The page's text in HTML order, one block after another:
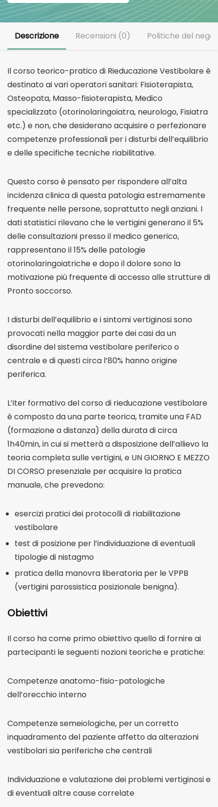
Descrizione Recensioni (0) Politiche del
Il corso teorico-pratico di Rieducazione Vestibolare è
destinato ai vari operatori sanitari: Fisioterapista,
Osteopata, Masso-fisioterapista, Medico
specializzato (otorinolaringoiatra, neurologo, Fisiatra
etc.) e non, che desiderano acquisire o perfezionare
competenze professionali per i disturbi dell’equilibrio
e delle specifiche tecniche riabilitative.
Questo corso è pensato per rispondere all’alta
incidenza clinica di questa patologia estremamente
frequente nelle persone, soprattutto negli anziani. I
dati statistici rilevano che le vertigini generano il 5%
delle consultazioni presso il medico generico,
rappresentano il 15% delle patologie
otorinolaringoiatriche e dopo il dolore sono la
motivazione più frequente di accesso alle strutture di
Pronto soccorso.
I disturbi dell’equilibrio e i sintomi vertiginosi sono
provocati nella maggior parte dei casi da un
disordine del sistema vestibolare periferico o
centrale e di questi circa l’80% hanno origine
periferica.
L’iter formativo del corso di rieducazione vestibolare
è composto da una parte teorica, tramite una FAD
(formazione a distanza) della durata di circa
1h40min, in cui si metterà a disposizione dell’allievo la
teoria completa sulle vertigini, e UN GIORNO E MEZZO
DI CORSO presenziale per acquisire la pratica
manuale, che prevedono:
esercizi pratici dei protocolli di riabilitazione
vestibolare
test di posizione per l’individuazione di eventuali
tipologie di nistagmo
pratica della manovra liberatoria per le VPPB
(vertigini parossistica posizionale benigna).
Obiettivi
Il corso ha come primo obiettivo quello di fornire ai
partecipanti le seguenti nozioni teoriche e pratiche:
Competenze anatomo-fisio-patologiche
dell’orecchio interno
Competenze semeiologiche, per un corretto
inquadramento del paziente affetto da alterazioni
vestibolari sia periferiche che centrali
Individuazione e valutazione dei problemi vertiginosi e
di eventuali altre cause correlate